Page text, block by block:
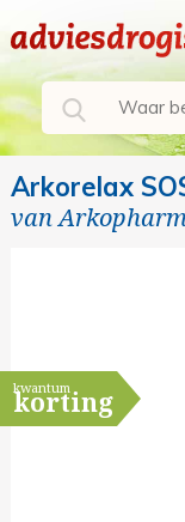
Arkorelax
van
kwantum
korting